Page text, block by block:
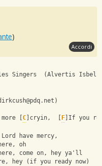
)
Accordi
Singers  (Alvertis
)
more [ C ]cryin,  [ F ]If you
have mercy,
oh
come on, hey ya'll
hey (if you ready now)